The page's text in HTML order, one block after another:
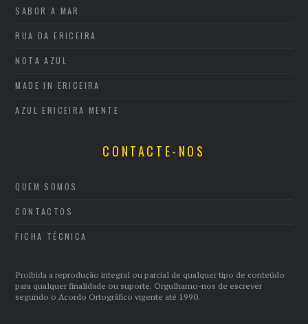
SABOR A MAR
RUA DA ERICEIRA
NOTA AZUL
MADE IN ERICEIRA
AZUL ERICEIRA MENTE
CONTACTE-NOS
QUEM SOMOS
CONTACTOS
FICHA TÉCNICA
Proibida a reprodução integral ou parcial de qualquer tipo de conteúdo
para qualquer finalidade ou suporte. Orgulhamo-nos de escrever
segundo o Acordo Ortográfico vigente até 1990.